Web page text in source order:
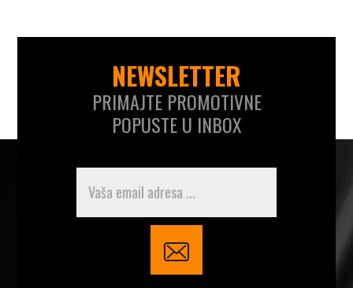
NEWSLETTER
PRIMAJTE PROMOTIVNE
POPUSTE U INBOX